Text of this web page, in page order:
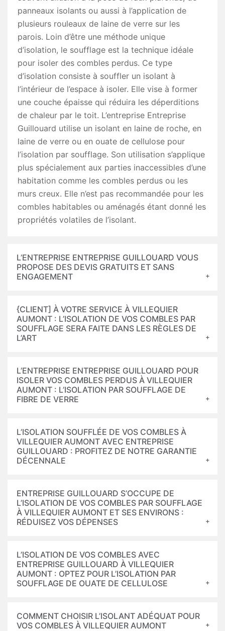
panneaux isolants ou aussi à l’application de
plusieurs rouleaux de laine de verre sur les
parois. Loin d’être une méthode unique
d’isolation, le soufflage est la technique idéale
pour isoler des combles perdus. Ce type
d’isolation consiste à souffler un isolant à
l’intérieur de l’espace à isoler. Elle vise à former
une couche épaisse qui réduira les déperditions
de chaleur par le toit. L’entreprise Entreprise
Guillouard utilise un isolant en laine de roche, en
laine de verre ou en ouate de cellulose pour
l’isolation par soufflage. Son utilisation s’applique
plus spécialement aux parties inaccessibles d’une
habitation comme les combles perdus ou les
murs creux. Elle n’est pas recommandée pour les
combles habitables ou aménagés étant donné les
propriétés volatiles de l’isolant.
L’ENTREPRISE ENTREPRISE GUILLOUARD VOUS
PROPOSE DES DEVIS GRATUITS ET SANS
ENGAGEMENT
{CLIENT] À VOTRE SERVICE À VILLEQUIER
AUMONT : L’ISOLATION DE VOS COMBLES PAR
SOUFFLAGE SERA FAITE DANS LES RÈGLES DE
L’ART
L’ENTREPRISE ENTREPRISE GUILLOUARD POUR
ISOLER VOS COMBLES PERDUS À VILLEQUIER
AUMONT : L’ISOLATION PAR SOUFFLAGE DE
FIBRE DE VERRE
L’ISOLATION SOUFFLÉE DE VOS COMBLES À
VILLEQUIER AUMONT AVEC ENTREPRISE
GUILLOUARD : PROFITEZ DE NOTRE GARANTIE
DÉCENNALE
ENTREPRISE GUILLOUARD S’OCCUPE DE
L’ISOLATION DE VOS COMBLES PAR SOUFFLAGE
À VILLEQUIER AUMONT ET SES ENVIRONS :
RÉDUISEZ VOS DÉPENSES
L’ISOLATION DE VOS COMBLES AVEC
ENTREPRISE GUILLOUARD À VILLEQUIER
AUMONT : OPTEZ POUR L’ISOLATION PAR
SOUFFLAGE DE OUATE DE CELLULOSE
COMMENT CHOISIR L’ISOLANT ADÉQUAT POUR
VOS COMBLES À VILLEQUIER AUMONT